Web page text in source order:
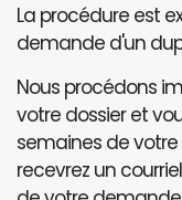
La procédure est
demande d'un
Nous procédons
votre dossier et
semaines de
recevrez un